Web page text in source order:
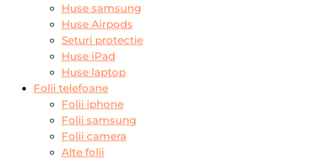
Huse samsung
Huse Airpods
Seturi protectie
Huse iPad
Huse laptop
Folii telefoane
Folii iphone
Folii samsung
Folii camera
Alte folii